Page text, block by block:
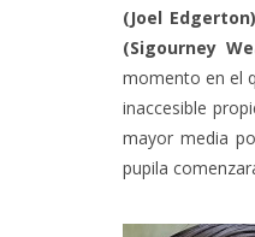
(Joel Edgerton)
(Sigourney
momento en el
inaccesible
mayor media
pupila